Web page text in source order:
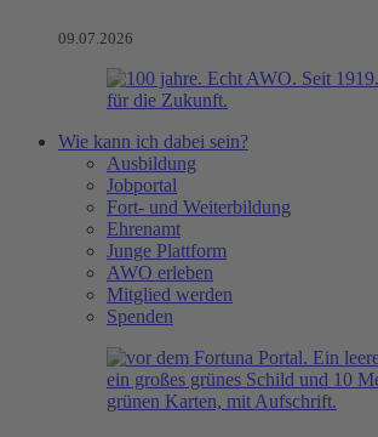
09.07.2026
Wie kann ich dabei sein?
Ausbildung
Jobportal
Fort- und Weiterbildung
Ehrenamt
Junge Plattform
AWO erleben
Mitglied werden
Spenden